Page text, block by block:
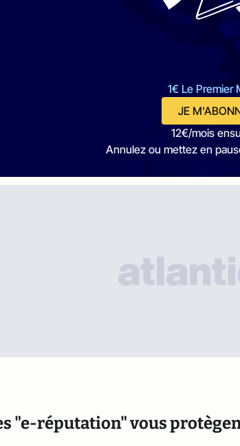
1€ Le Premier
JE
12€/mois
Annulez ou mettez en
"e-réputation" vous